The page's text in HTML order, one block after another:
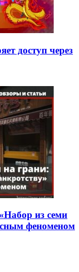
доступ через
из семи
феноменом